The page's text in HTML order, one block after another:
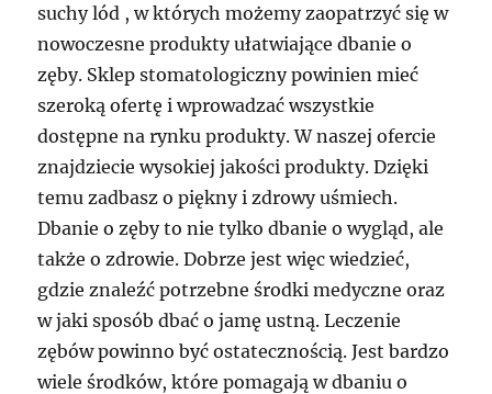
suchy lód , w których możemy zaopatrzyć się w
nowoczesne produkty ułatwiające dbanie o
zęby. Sklep stomatologiczny powinien mieć
szeroką ofertę i wprowadzać wszystkie
dostępne na rynku produkty. W naszej ofercie
znajdziecie wysokiej jakości produkty. Dzięki
temu zadbasz o piękny i zdrowy uśmiech.
Dbanie o zęby to nie tylko dbanie o wygląd, ale
także o zdrowie. Dobrze jest więc wiedzieć,
gdzie znaleźć potrzebne środki medyczne oraz
w jaki sposób dbać o jamę ustną. Leczenie
zębów powinno być ostatecznością. Jest bardzo
wiele środków, które pomagają w dbaniu o